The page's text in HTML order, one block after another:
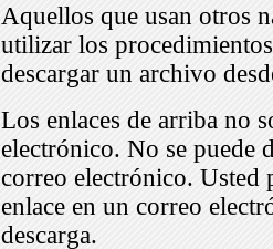
Aquellos que usan otros
utilizar los
descargar un archivo
Los enlaces de arriba no
electrónico. No se puede
correo electrónico. Usted
enlace en un correo
descarga.